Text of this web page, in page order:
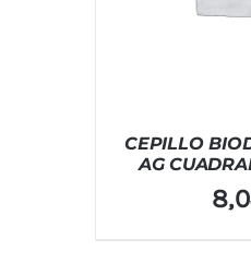
CEPILLO
AG